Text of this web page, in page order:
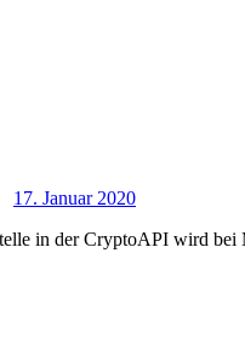
17. Januar 2020
in der CryptoAPI wird